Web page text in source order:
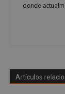
donde
Artículos